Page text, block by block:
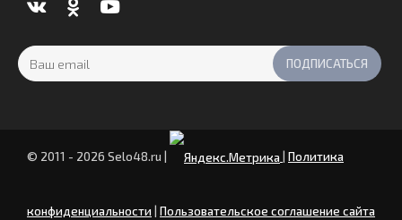
© 2011 - 2026 Selo48.ru Политика
конфиденциальности Пользовательское соглашение сайта